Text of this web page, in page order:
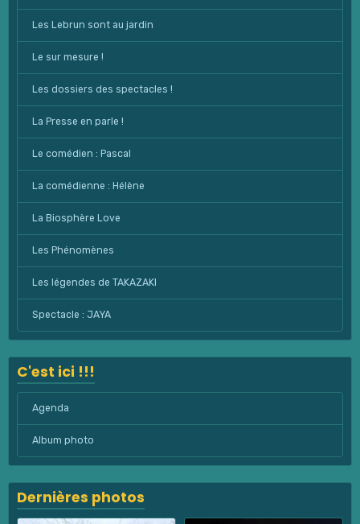
Les Lebrun sont au jardin
Le sur mesure !
Les dossiers des spectacles !
La Presse en parle !
Le comédien : Pascal
La comédienne : Hélène
La Biosphère Love
Les Phénomènes
Les légendes de TAKAZAKI
Spectacle : JAYA
C'est ici !!!
Agenda
Album photo
Dernières photos